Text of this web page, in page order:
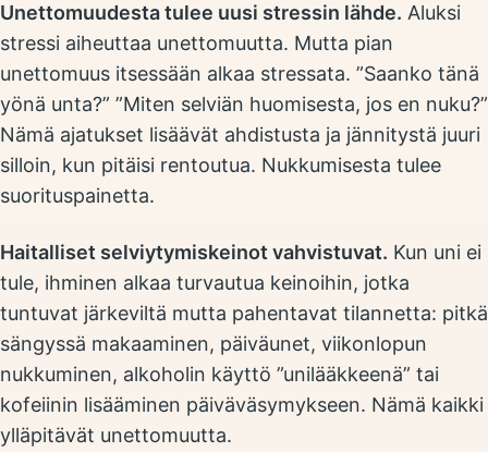
Unettomuudesta tulee uusi stressin lähde. Aluksi
stressi aiheuttaa unettomuutta. Mutta pian
unettomuus itsessään alkaa stressata. ”Saanko tänä
yönä unta?” ”Miten selviän huomisesta, jos en nuku?”
Nämä ajatukset lisäävät ahdistusta ja jännitystä juuri
silloin, kun pitäisi rentoutua. Nukkumisesta tulee
suorituspainetta.
Haitalliset selviytymiskeinot vahvistuvat. Kun uni ei
tule, ihminen alkaa turvautua keinoihin, jotka
tuntuvat järkeviltä mutta pahentavat tilannetta: pitkä
sängyssä makaaminen, päiväunet, viikonlopun
nukkuminen, alkoholin käyttö ”unilääkkeenä” tai
kofeiinin lisääminen päiväväsymykseen. Nämä kaikki
ylläpitävät unettomuutta.